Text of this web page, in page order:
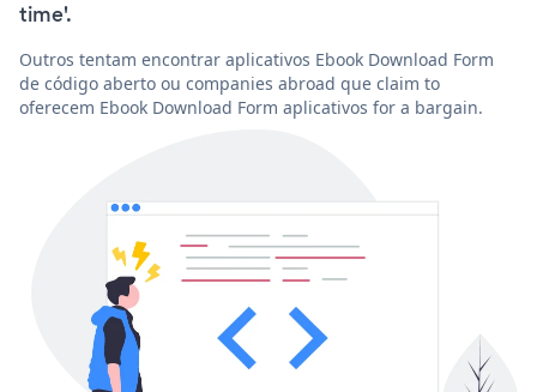
time'.
Outros tentam encontrar aplicativos Ebook Download Form
de código aberto ou companies abroad que claim to
oferecem Ebook Download Form aplicativos for a bargain.